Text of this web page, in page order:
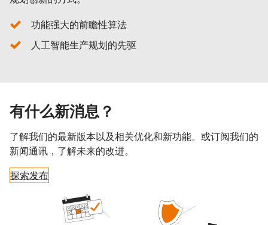
功能强大的前瞻性算法
人工智能生产规划的先驱
有什么新消息？
了解我们的最新版本以及相关优化和新功能。或订阅我们的
新闻通讯，了解未来的改进。
探索发布